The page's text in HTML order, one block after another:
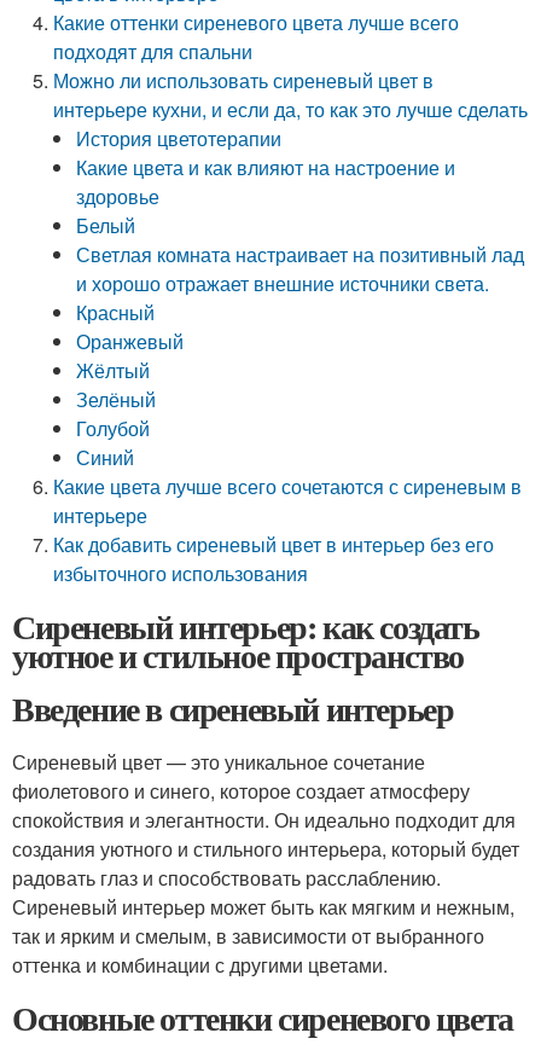
Какие оттенки сиреневого цвета лучше всего
подходят для спальни
Можно ли использовать сиреневый цвет в
интерьере кухни, и если да, то как это лучше сделать
История цветотерапии
Какие цвета и как влияют на настроение и
здоровье
Белый
Светлая комната настраивает на позитивный лад
и хорошо отражает внешние источники света.
Красный
Оранжевый
Жёлтый
Зелёный
Голубой
Синий
Какие цвета лучше всего сочетаются с сиреневым в
интерьере
Как добавить сиреневый цвет в интерьер без его
избыточного использования
Сиреневый интерьер: как создать
уютное и стильное пространство
Введение в сиреневый интерьер
Сиреневый цвет — это уникальное сочетание
фиолетового и синего, которое создает атмосферу
спокойствия и элегантности. Он идеально подходит для
создания уютного и стильного интерьера, который будет
радовать глаз и способствовать расслаблению.
Сиреневый интерьер может быть как мягким и нежным,
так и ярким и смелым, в зависимости от выбранного
оттенка и комбинации с другими цветами.
Основные оттенки сиреневого цвета